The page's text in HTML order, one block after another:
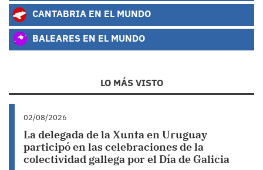
CANTABRIA EN EL MUNDO
BALEARES EN EL MUNDO
LO MÁS VISTO
02/08/2026
La delegada de la Xunta en Uruguay
participó en las celebraciones de la
colectividad gallega por el Día de Galicia